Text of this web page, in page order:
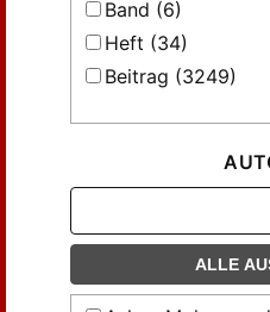
Band (6)
Heft (34)
Beitrag (3249)
ALLE